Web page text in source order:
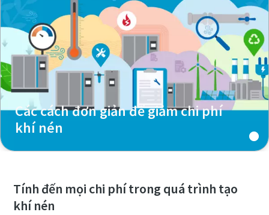
Các cách đơn giản để giảm chi phí
khí nén
Tính đến mọi chi phí trong quá trình tạo
khí nén